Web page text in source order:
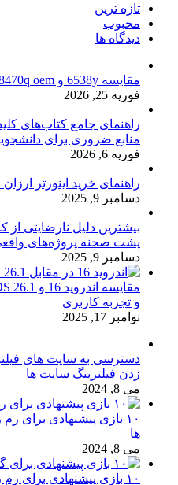
تازه ترین
محبوب
دیدگاه ها
مقایسه 6538y و intel xeon platinum 8470q oem
فوریه 25, 2026
راهنمای جامع کتاب‌های
منابع ضروری برای
فوریه 6, 2026
راهنمای خرید اینورتر
دسامبر 9, 2025
بیشترین دلیل نارضایتی
پشت صحنه پروژه‌های
دسامبر 9, 2025
و تجربه کاربری
نوامبر 17, 2025
دسترسی به سایت های
زدن فیلترینگ سایت ها
می 8, 2024
ها
می 8, 2024